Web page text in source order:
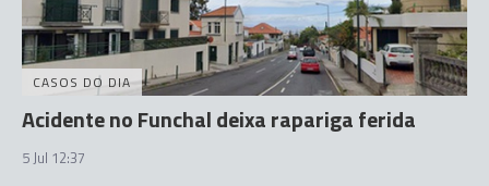
CASOS DO DIA
Acidente no Funchal deixa rapariga ferida
5 Jul 12:37